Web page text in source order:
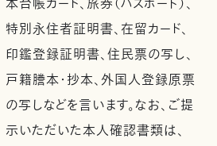
本台帳カード、旅券（パスポート）、
特別永住者証明書、在留カード、
印鑑登録証明書、住民票の写し、
戸籍謄本・抄本、外国人登録原票
の写しなどを言います。なお、ご提
示いただいた本人確認書類は、